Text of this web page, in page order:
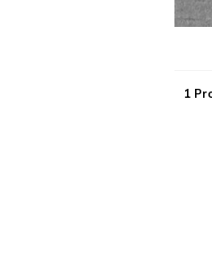
1